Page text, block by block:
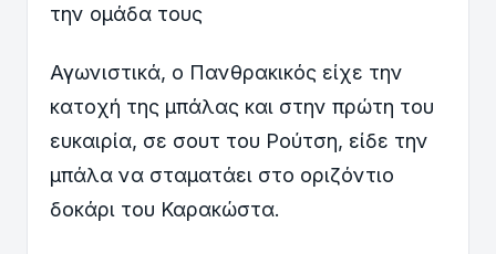
την ομάδα τους
Αγωνιστικά, ο Πανθρακικός είχε την
κατοχή της μπάλας και στην πρώτη του
ευκαιρία, σε σουτ του Ρούτση, είδε την
μπάλα να σταματάει στο οριζόντιο
δοκάρι του Καρακώστα.